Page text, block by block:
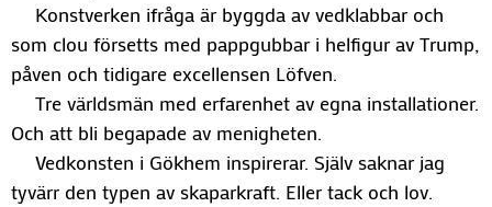
Konstverken ifråga är byggda av vedklabbar och
som clou försetts med pappgubbar i helfigur av Trump,
påven och tidigare excellensen Löfven.
Tre världsmän med erfarenhet av egna installationer.
Och att bli begapade av menigheten.
Vedkonsten i Gökhem inspirerar. Själv saknar jag
tyvärr den typen av skaparkraft. Eller tack och lov.